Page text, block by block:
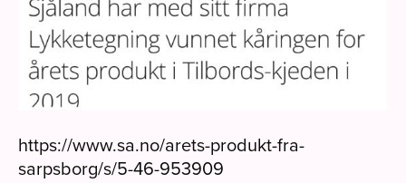
https://www.sa.no/arets-produkt-fra-
sarpsborg/s/5-46-953909